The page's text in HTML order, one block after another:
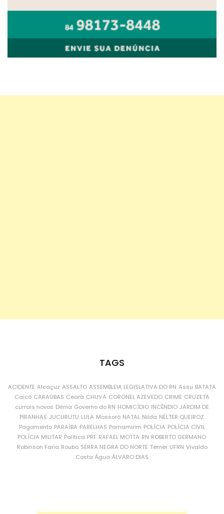
TAGS
ACIDENTE Alcaçuz ASSALTO ASSEMBLEIA LEGISLATIVA DO RN Assu BATATA
Caicó CARAÚBAS Ceará CHUVA CORONEL AZEVEDO CRIME CRUZETA
currais novos Dilma Governo do RN HOMICÍDIO INCÊNDIO JARDIM DE
PIRANHAS JUCURUTU LULA Mossoró NATAL Nilda NÉLTER QUEIROZ
Pagamento PARAÍBA PARELHAS Parnamirim POLÍCIA POLÍCIA CIVIL
POLÍCIA MILITAR Política PRF RAFAEL MOTTA RN ROBERTO GERMANO
Robinson Faria Roubo SERRA NEGRA DO NORTE Temer UFRN Vivaldo
Costa Água ÁLVARO DIAS